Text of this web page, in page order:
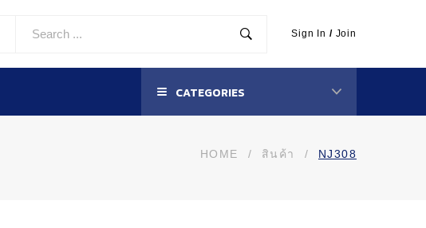
Sign In / Join
CATEGORIES
HOME / สินค้า / NJ308